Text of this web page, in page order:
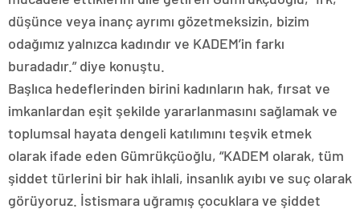
düşünce veya inanç ayrımı gözetmeksizin, bizim
odağımız yalnızca kadındır ve KADEM’in farkı
buradadır.” diye konuştu.
Başlıca hedeflerinden birini kadınların hak, fırsat ve
imkanlardan eşit şekilde yararlanmasını sağlamak ve
toplumsal hayata dengeli katılımını teşvik etmek
olarak ifade eden Gümrükçüoğlu, “KADEM olarak, tüm
şiddet türlerini bir hak ihlali, insanlık ayıbı ve suç olarak
görüyoruz. İstismara uğramış çocuklara ve şiddet